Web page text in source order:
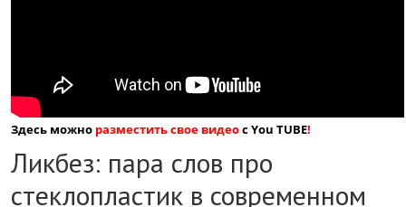
Здесь можно разместить свое видеос You TUBE!
Ликбез: пара слов про
стеклопластик в современном